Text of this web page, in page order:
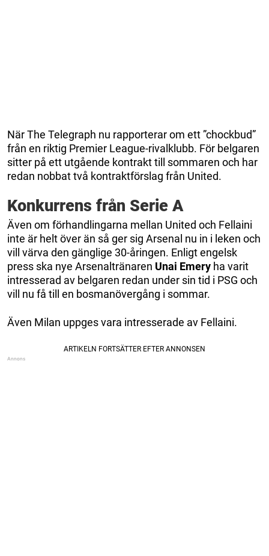
När The Telegraph nu rapporterar om ett ”chockbud”
från en riktig Premier League-rivalklubb. För belgaren
sitter på ett utgående kontrakt till sommaren och har
redan nobbat två kontraktförslag från United.
Konkurrens från Serie A
Även om förhandlingarna mellan United och Fellaini
inte är helt över än så ger sig Arsenal nu in i leken och
vill värva den gänglige 30-åringen. Enligt engelsk
press ska nye Arsenaltränaren Unai Emery ha varit
intresserad av belgaren redan under sin tid i PSG och
vill nu få till en bosmanövergång i sommar.
Även Milan uppges vara intresserade av Fellaini.